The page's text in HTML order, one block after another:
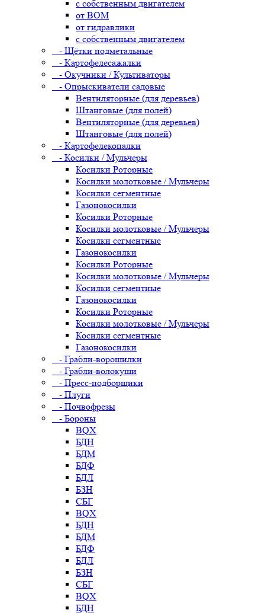
с собственным двигателем
от ВОМ
от гидравлики
с собственным двигателем
- Щётки подметальные
- Картофелесажалки
- Окучники / Культиваторы
- Опрыскиватели садовые
Вентиляторные (для деревьев)
Штанговые (для полей)
Вентиляторные (для деревьев)
Штанговые (для полей)
- Картофелекопалки
- Косилки / Мульчеры
Косилки Роторные
Косилки молотковые / Мульчеры
Косилки сегментные
Газонокосилки
Косилки Роторные
Косилки молотковые / Мульчеры
Косилки сегментные
Газонокосилки
Косилки Роторные
Косилки молотковые / Мульчеры
Косилки сегментные
Газонокосилки
Косилки Роторные
Косилки молотковые / Мульчеры
Косилки сегментные
Газонокосилки
- Грабли-ворошилки
- Грабли-волокуши
- Пресс-подборщики
- Плуги
- Почвофрезы
- Бороны
BQX
БДН
БДМ
БДФ
БДЛ
БЗН
СБГ
BQX
БДН
БДМ
БДФ
БДЛ
БЗН
СБГ
BQX
БДН